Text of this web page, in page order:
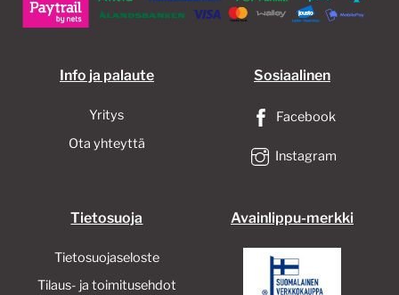
Info ja palaute
Yritys
Ota yhteyttä
Sosiaalinen
Facebook
Instagram
Tietosuoja
Tietosuojaseloste
Tilaus- ja toimitusehdot
Avainlippu-merkki